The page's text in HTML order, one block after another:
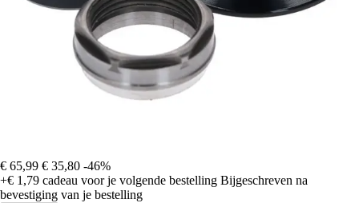
€ 65,99 € 35,80 -46%
+€ 1,79 cadeau voor je volgende bestelling Bijgeschreven na
bevestiging van je bestelling